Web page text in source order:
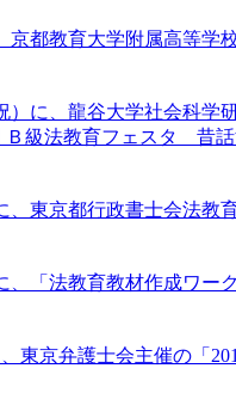
京都教育大学附属高等
）に、龍谷大学社会科
Ｂ級法教育フェスタ 昔
、東京都行政書士会法
、「法教育教材作成ワ
東京弁護士会主催の「